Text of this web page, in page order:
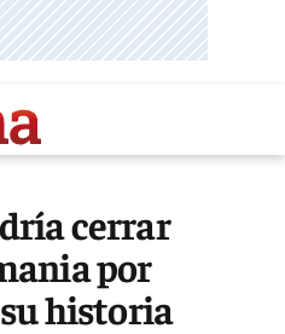
cerrar
por
historia